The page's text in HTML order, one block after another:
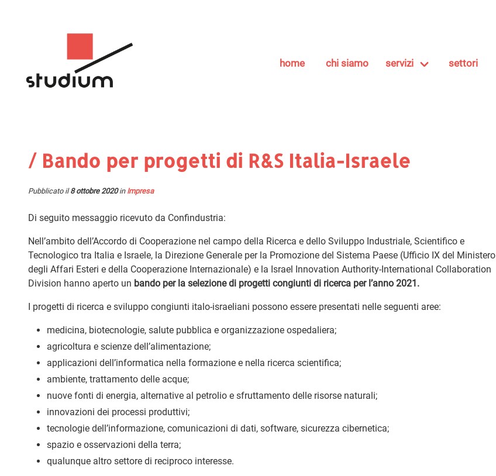
home chi siamo servizi settori
/ Bando per progetti di R&S Italia-Israele
Pubblicato il8 ottobre 2020in Impresa
Di seguito messaggio ricevuto da Confindustria:
Nell’ambito dell’Accordo di Cooperazione nel campo della Ricerca e dello Sviluppo Industriale, Scientifico e
Tecnologico tra Italia e Israele, la Direzione Generale per la Promozione del Sistema Paese (Ufficio IX del Ministero
degli Affari Esteri e della Cooperazione Internazionale) e la Israel Innovation Authority-International Collaboration
Division hanno aperto un bando per la selezione di progetti congiunti di ricerca per l’anno 2021.
I progetti di ricerca e sviluppo congiunti italo-israeliani possono essere presentati nelle seguenti aree:
medicina, biotecnologie, salute pubblica e organizzazione ospedaliera;
agricoltura e scienze dell’alimentazione;
applicazioni dell’informatica nella formazione e nella ricerca scientifica;
ambiente, trattamento delle acque;
nuove fonti di energia, alternative al petrolio e sfruttamento delle risorse naturali;
innovazioni dei processi produttivi;
tecnologie dell’informazione, comunicazioni di dati, software, sicurezza cibernetica;
spazio e osservazioni della terra;
qualunque altro settore di reciproco interesse.